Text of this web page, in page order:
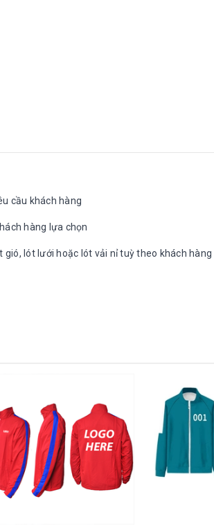
cầu khách hàng
hàng lựa chọn
lót lưới hoặc lót vải nỉ tuỳ theo khách